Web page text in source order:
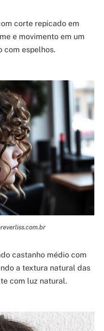
corte repicado em
e movimento em um
com espelhos.
castanho médio com
a textura natural das
com luz natural.